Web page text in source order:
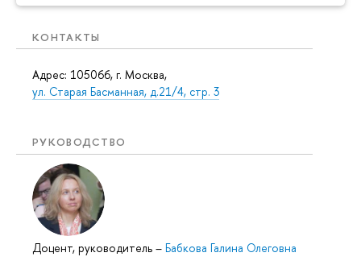
КОНТАКТЫ
Адрес: 105066, г. Москва,
ул. Старая Басманная, д.21/4, стр. 3
РУКОВОДСТВО
Доцент, руководитель – Бабкова Галина Олеговна